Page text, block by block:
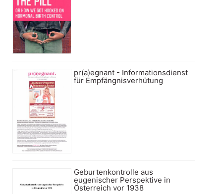
pr(a)egnant - Informationsdienst
für Empfängnisverhütung
Geburtenkontrolle aus
eugenischer Perspektive in
Österreich vor 1938